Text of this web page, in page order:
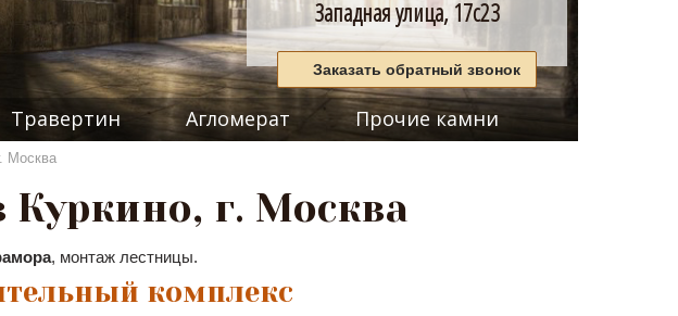
Западная улица, 17с23
Заказать обратный звонок
Травертин Агломерат Прочие камни
Москва
г. Москва
, монтаж лестницы.
комплекс